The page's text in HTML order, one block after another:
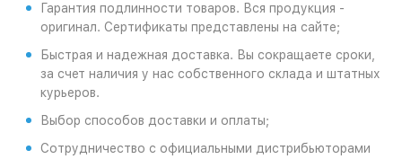
Гарантия подлинности товаров. Вся продукция -
оригинал. Сертификаты представлены на сайте;
Быстрая и надежная доставка. Вы сокращаете сроки,
за счет наличия у нас собственного склада и штатных
курьеров.
Выбор способов доставки и оплаты;
Сотрудничество с официальными дистрибьюторами